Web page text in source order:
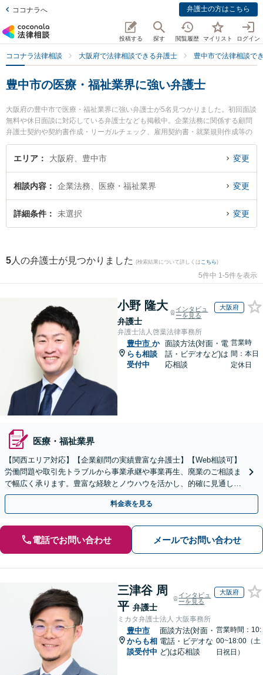
ココナラへ 弁護士の方はこちら
投稿する 探す 閲覧履歴 マイリスト ログイン
ココナラ法律相談 大阪府で法律相談できる弁護士 豊中市で法律相談で
豊中市の医療・福祉業界に強い弁護士
大阪府の豊中市で医療・福祉業界に強い弁護士が5名見つかりました。初回面談
無料や休日面談に対応している弁護士なども掲載中。企業法務に関係する顧問
弁護士契約や契約書作成・リーガルチェック、雇用契約書・就業規則作成等の
細かな分野での絞り込み検索もでき便利です。特にベリーベスト法律事務所 豊
中千里中央オフィスの佐野 瀬奈弁護士や弁護士法人Legal Home 豊中オフィス
医療・福祉業界のトラブルを今すぐに弁護士に相談したい』『医療・福祉業界
のトラブル解決の実績豊富な近くの弁護士を検索したい』『初回相談無料で医
療・福祉業界を法律相談できる豊中市内の弁護士に相談予約したい』などでお
エリア 大阪府、豊中市 変更
相談内容 企業法務、医療・福祉業界 変更
詳細条件 未選択 変更
5 人の弁護士が見つかりました (検索結果について詳しくは こちら)
5件中 1-5件を表示
小野 隆大
弁護士
インタビュ
ーを見る
大阪府
弁護士法人啓葉法律事務所
豊中市 か
らも相談
受付中
面談方法(対面・電
話・ビデオなど)は
応相談
営業時
間：本日
定休日
医療・福祉業界
【関西エリア対応】【企業顧問の実績豊富な弁護士】【Web相談可】
労働問題や取引先トラブルから事業承継や事業再生、廃業のご相談ま
で幅広く承ります。豊富な経験とノウハウを活かし、的確に見通しを
立て先手を打った対応が強みです。顧問契約の実績も多数
料金表を見る
電話でお問い合わせ メールでお問い合わせ
三津谷 周
平 弁護士
インタビュ
ーを見る
大阪府
ミカタ弁護士法人 大阪事務所
豊中市
からも相
談受付中
面談方法(対面・
電話・ビデオな
ど)は応相談
営業時間：10:
00~18:00（土
日祝日）